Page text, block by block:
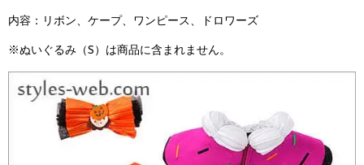
内容：リボン、ケープ、ワンピース、ドロワーズ
※ぬいぐるみ（S）は商品に含まれません。